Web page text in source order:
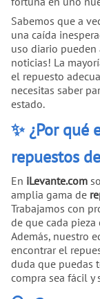
Sabemos que a
una caída
uso diario pueden
noticias! La
el repuesto
necesitas saber
estado.
✨ ¿Por qué
repuestos
En iLevante.com
amplia gama de
Trabajamos con
de que cada
Además, nuestro
encontrar el
duda que puedas
compra sea fácil y